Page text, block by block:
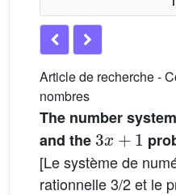
Article de recherche -
nombres
The number
and the
3x+ 1
[Le système de
rationnelle 3/2 et le